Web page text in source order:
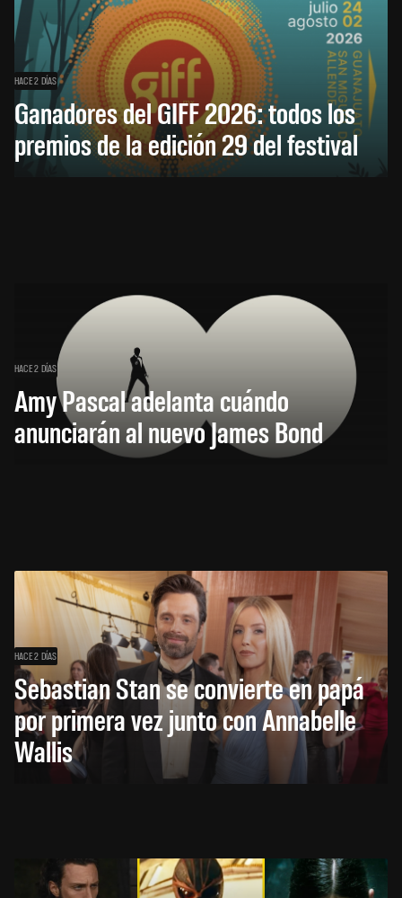
HACE 2 DÍAS
Ganadores del GIFF 2026: todos los
premios de la edición 29 del festival
HACE 2 DÍAS
Amy Pascal adelanta cuándo
anunciarán al nuevo James Bond
HACE 2 DÍAS
Sebastian Stan se convierte en papá
por primera vez junto con Annabelle
Wallis